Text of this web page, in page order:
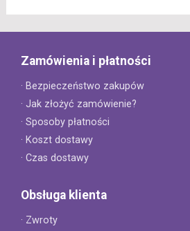
Zamówienia i płatności
· Bezpieczeństwo zakupów
· Jak złożyć zamówienie?
· Sposoby płatności
· Koszt dostawy
· Czas dostawy
Obsługa klienta
· Zwroty